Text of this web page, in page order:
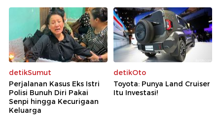
detikSumut
Perjalanan Kasus Eks Istri
Polisi Bunuh Diri Pakai
Senpi hingga Kecurigaan
Keluarga
detikOto
Toyota: Punya Land Cruiser
Itu Investasi!